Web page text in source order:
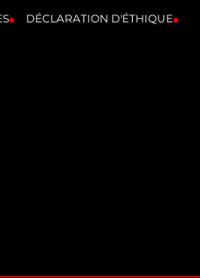
DÉCLARATION D'ÉTHIQUE